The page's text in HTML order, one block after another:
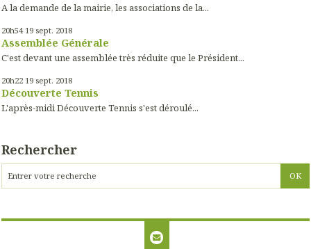
A la demande de la mairie, les associations de la...
20h54 19 sept. 2018
Assemblée Générale
C'est devant une assemblée très réduite que le Président...
20h22 19 sept. 2018
Découverte Tennis
L'après-midi Découverte Tennis s'est déroulé...
Rechercher